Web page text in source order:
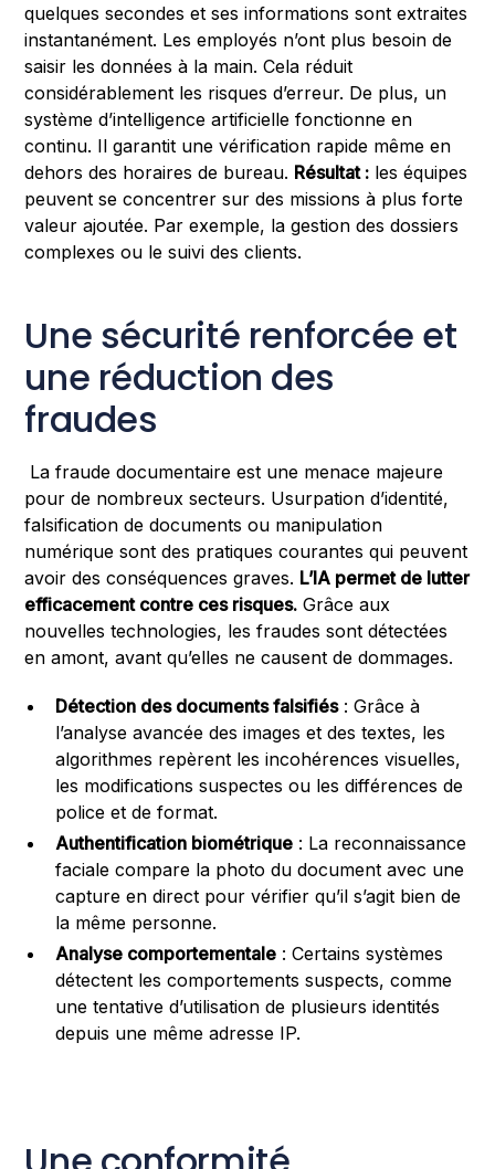
quelques secondes et ses informations sont extraites
instantanément. Les employés n’ont plus besoin de
saisir les données à la main. Cela réduit
considérablement les risques d’erreur. De plus, un
système d’intelligence artificielle fonctionne en
continu. Il garantit une vérification rapide même en
dehors des horaires de bureau. Résultat : les équipes
peuvent se concentrer sur des missions à plus forte
valeur ajoutée. Par exemple, la gestion des dossiers
complexes ou le suivi des clients.
Une sécurité renforcée et
une réduction des
fraudes
La fraude documentaire est une menace majeure
pour de nombreux secteurs. Usurpation d’identité,
falsification de documents ou manipulation
numérique sont des pratiques courantes qui peuvent
avoir des conséquences graves. L’IA permet de lutter
efficacement contre ces risques. Grâce aux
nouvelles technologies, les fraudes sont détectées
en amont, avant qu’elles ne causent de dommages.
Détection des documents falsifiés: Grâce à
l’analyse avancée des images et des textes, les
algorithmes repèrent les incohérences visuelles,
les modifications suspectes ou les différences de
police et de format.
Authentification biométrique : La reconnaissance
faciale compare la photo du document avec une
capture en direct pour vérifier qu’il s’agit bien de
la même personne.
Analyse comportementale : Certains systèmes
détectent les comportements suspects, comme
une tentative d’utilisation de plusieurs identités
depuis une même adresse IP.